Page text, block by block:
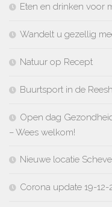
Eten en drinken voor
Wandelt u gezellig
Natuur op Recept
Buurtsport in de
Open dag
– Wees welkom!
Nieuwe locatie
Corona update 19-